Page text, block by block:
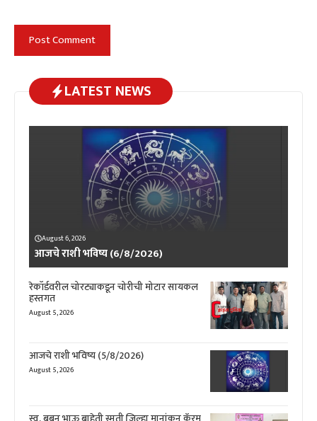
LATEST NEWS
August 6, 2026
आजचे राशी भविष्य (6/8/2026)
रेकॉर्डवरील चोरट्याकडून चोरीची मोटार सायकल
हस्तगत
August 5, 2026
आजचे राशी भविष्य (5/8/2026)
August 5, 2026